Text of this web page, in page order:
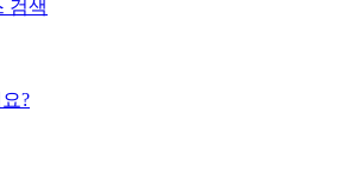
검색
?